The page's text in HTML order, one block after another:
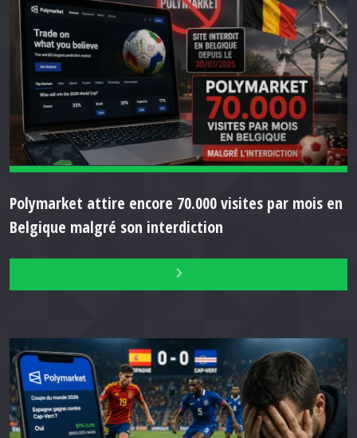
Polymarket attire encore 70.000 visites par mois en
Belgique malgré son interdiction